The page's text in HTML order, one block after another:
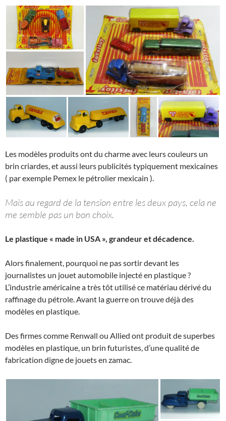
Les modèles produits ont du charme avec leurs couleurs un
brin criardes, et aussi leurs publicités typiquement mexicaines
( par exemple Pemex le pétrolier mexicain ).
Mais au regard de la tension entre les deux pays, cela ne
me semble pas un bon choix.
Le plastique « made in USA », grandeur et décadence.
Alors finalement, pourquoi ne pas sortir devant les
journalistes un jouet automobile injecté en plastique ?
L’industrie américaine a très tôt utilisé ce matériau dérivé du
raffinage du pétrole. Avant la guerre on trouve déjà des
modèles en plastique.
Des firmes comme Renwall ou Allied ont produit de superbes
modèles en plastique, un brin futuristes, d’une qualité de
fabrication digne de jouets en zamac.